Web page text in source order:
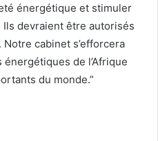
énergétique et stimuler
devraient être autorisés
cabinet s’efforcera
de l’Afrique
du monde.”